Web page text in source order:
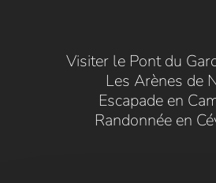
Visiter le Pont du
Les Arènes de
Escapade en
Randonnée en